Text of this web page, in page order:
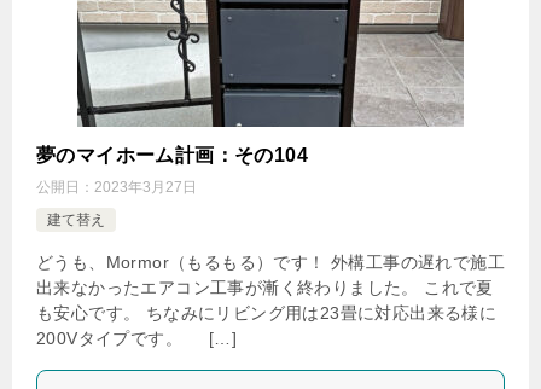
夢のマイホーム計画：その104
公開日： 2023年3月27日
建て替え
どうも、Mormor（もるもる）です！ 外構工事の遅れで施工
出来なかったエアコン工事が漸く終わりました。 これで夏
も安心です。 ちなみにリビング用は23畳に対応出来る様に
200Vタイプです。 […]